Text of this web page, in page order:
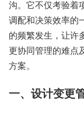
沟。它不仅考验着
调配和决策效率的
的频繁发生，让许
更协同管理的难点
方案。
一、设计变更